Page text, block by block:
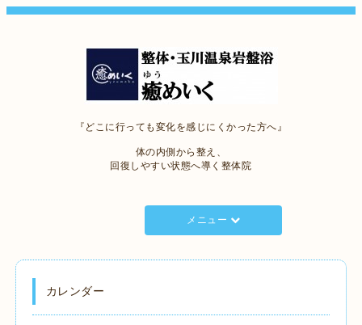
『どこに行っても変化を感じにくかった方へ』
体の内側から整え、
回復しやすい状態へ導く整体院
メニュー
カレンダー